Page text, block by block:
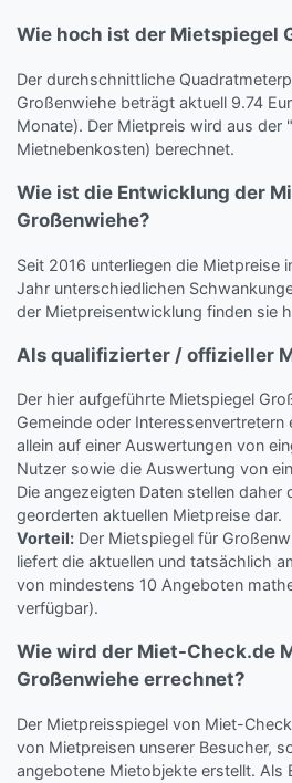
Wie hoch ist der Mietspiegel
Der durchschnittliche
Großenwiehe beträgt aktuell 9.74
Monate). Der Mietpreis wird aus der
Mietnebenkosten) berechnet.
Wie ist die Entwicklung der
Großenwiehe?
Seit 2016 unterliegen die Mietpreise
Jahr unterschiedlichen
der Mietpreisentwicklung finden sie
Als qualifizierter / offizieller
Der hier aufgeführte Mietspiegel
Gemeinde oder
allein auf einer Auswertungen von
Nutzer sowie die Auswertung von
Die angezeigten Daten stellen
georderten aktuellen Mietpreise dar.
Vorteil: Der Mietspiegel für
liefert die aktuellen und tatsächlich
von mindestens 10 Angeboten
verfügbar).
Wie wird der Miet-Check.de
Großenwiehe errechnet?
Der Mietpreisspiegel von Miet-
von Mietpreisen unserer Besucher,
angebotene Mietobjekte erstellt. Als